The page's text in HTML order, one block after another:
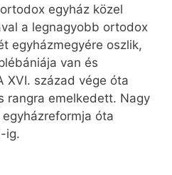
egyház közel
a legnagyobb ortodox
egyházmegyére oszlik,
van és
XVI. század vége óta
rangra emelkedett. Nagy
óta
ig.